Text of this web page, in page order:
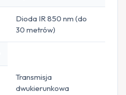
Dioda IR 850 nm (do
30 metrów)
Transmisja
dwukierunkowa